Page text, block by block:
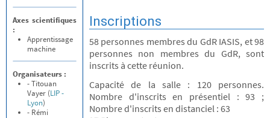
Axes scientifiques
:
Apprentissage
machine
Organisateurs :
- Titouan
Vayer (LIP -
Lyon)
- Rémi
Inscriptions
58 personnes membres du GdR IASIS, et 98
personnes non membres du GdR, sont
inscrits à cette réunion.
Capacité de la salle : 120 personnes.
Nombre d'inscrits en présentiel : 93 ;
Nombre d'inscrits en distanciel : 63